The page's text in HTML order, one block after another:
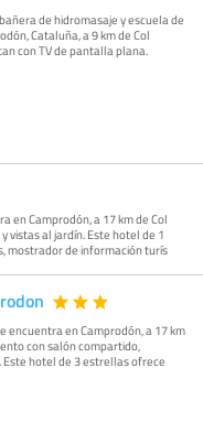
de hidromasaje y escuela de
Cataluña, a 9 km de Col
con TV de pantalla plana.
en Camprodón, a 17 km de Col
vistas al jardín. Este hotel de 1
mostrador de información turís
encuentra en Camprodón, a 17 km
con salón compartido,
hotel de 3 estrellas ofrece